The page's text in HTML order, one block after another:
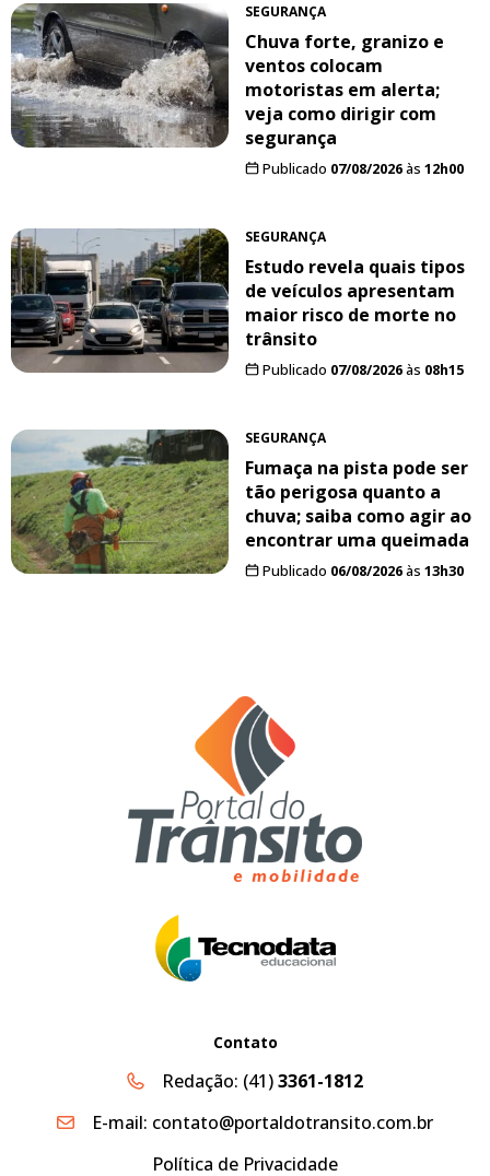
SEGURANÇA
Chuva forte, granizo e
ventos colocam
motoristas em alerta;
veja como dirigir com
segurança
Publicado 07/08/2026às 12h00
SEGURANÇA
Estudo revela quais tipos
de veículos apresentam
maior risco de morte no
trânsito
Publicado 07/08/2026às 08h15
SEGURANÇA
Fumaça na pista pode ser
tão perigosa quanto a
chuva; saiba como agir ao
encontrar uma queimada
Publicado 06/08/2026às 13h30
Contato
Redação: (41)3361-1812
E-mail: contato@portaldotransito.com.br
Política de Privacidade